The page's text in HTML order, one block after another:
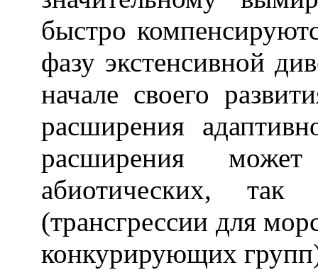
быстро
фазу экстенсивной
начале своего
расширения
расширения
абиотических,
(трансгрессии для
конкурирующих